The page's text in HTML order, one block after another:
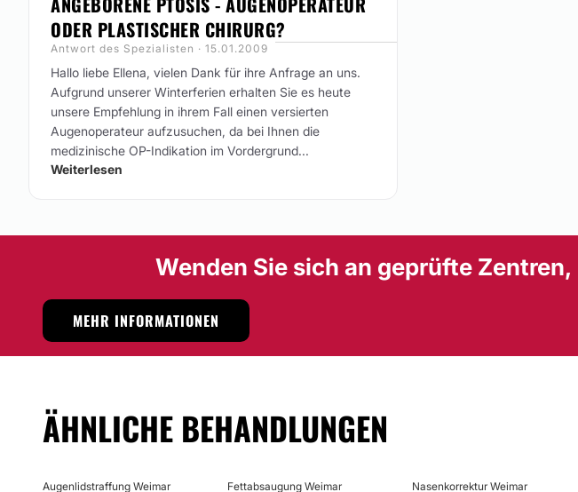
ODER PLASTISCHER CHIRURG?
Antwort des Spezialisten · 15.01.2009
Hallo liebe Ellena, vielen Dank für ihre Anfrage an uns.
Aufgrund unserer Winterferien erhalten Sie es heute
unsere Empfehlung in ihrem Fall einen versierten
Augenoperateur aufzusuchen, da bei Ihnen die
medizinische OP-Indikation im Vordergrund...
Weiterlesen
Wenden Sie sich an geprüfte Zentren,
MEHR INFORMATIONEN
ÄHNLICHE BEHANDLUNGEN
Augenlidstraffung Weimar Fettabsaugung Weimar Nasenkorrektur Weimar